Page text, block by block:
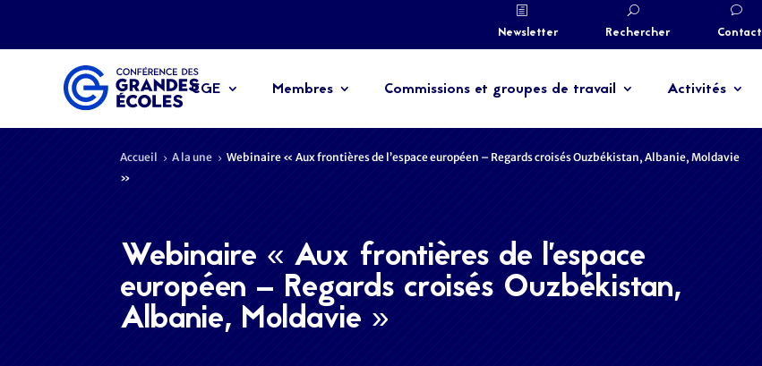
Newsletter Rechercher Contact
CGE Membres Commissions et groupes de travail Activités
Accueil 5 A la une 5 Webinaire « Aux frontières de l’espace européen – Regards croisés Ouzbékistan, Albanie, Moldavie
»
Webinaire « Aux frontières de l’espace
européen – Regards croisés Ouzbékistan,
Albanie, Moldavie »